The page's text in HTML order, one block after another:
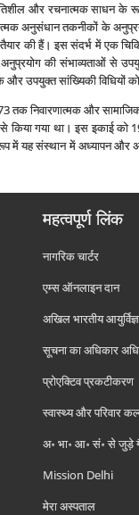
और रचनात्‍मक साधन के
अनुसंधान तकनीकों के
की हैं। इस संदर्भ में एक
की संभाव्‍यताओं से
उपयुक्‍त सांख्यिकी विधियों
तक निवारणात्‍मक और
किया गया था। इस इकाई
संस्‍थान में अध्‍यापन और
महत्वपूर्ण लिंक
नागरिक चार्टर
एम्स ऑनलाइन दान
अखिल भारतीय
सूचना का अधिकार
प्रोएक्टिव प्रकटीकरण
स्वास्थ्य और परिवार
अ॰ भा॰ आ॰ सं॰ से जुड़े
Mission Delhi
मेरा अस्पताल